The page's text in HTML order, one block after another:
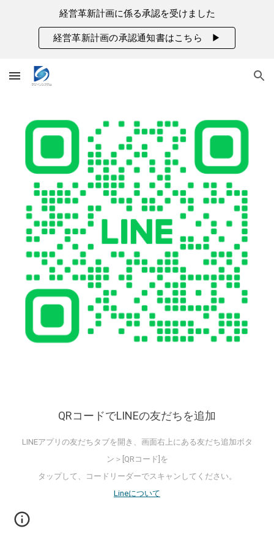
経営革新計画に係る承認を受けました
経営革新計画の承認通知書はこちら ▶
QRコードでLINEの友だちを追加
LINEアプリの友だちタブを開き、画面右上にある友だち追加ボタ
ン＞[QRコード]を
タップして、コードリーダーでスキャンしてください。
Lineについて